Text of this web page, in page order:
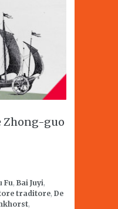
Zhong-guo
Fu, Bai Juyi,
traditore, De
,